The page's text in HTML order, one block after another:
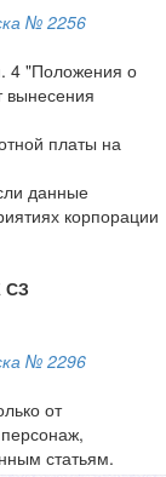
№ 2256
4 "Положения о
вынесения
платы на
данные
корпорации
СЗ
№ 2296
от
статьям.